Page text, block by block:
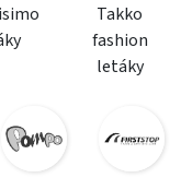
Takko
fashion
letáky